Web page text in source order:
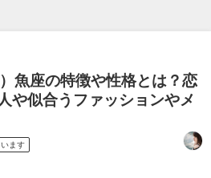
魚座の特徴や性格とは？恋
や似合うファッションやメ
ます